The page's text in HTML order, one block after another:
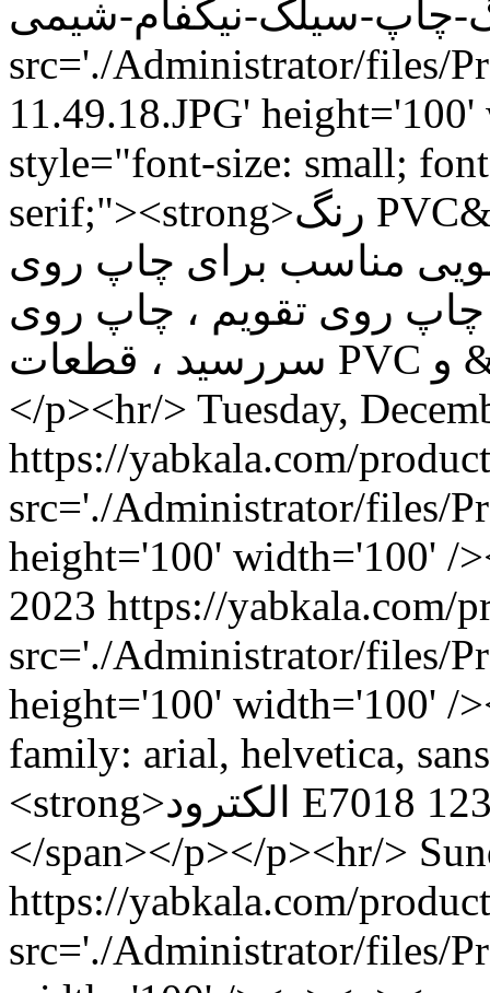
src='./Administrator/files/
11.49.18.JPG'
style="font-size: small;
serif;"><strong>رنگ PVC&nbsp; قرمز،آبی،زرد،سبز مات
شیمی در قوطی 1 کیلویی مناسب برای چاپ روی
چاپ روی تقویم ، چاپ روی
سررسید ، قطعات PVC و &hellip;</strong></span></p>
</p><hr/> Tuesday,
src='./Administrator/files/
height='100' width='100' /
2023
src='./Administrator/files/
height='100' width='100' /
family: arial, helvetica,
<strong>الکترود E7018 آما با کد فنی آما 1230F</strong>
</span></p></p><hr/>
src='./Administrator/files/